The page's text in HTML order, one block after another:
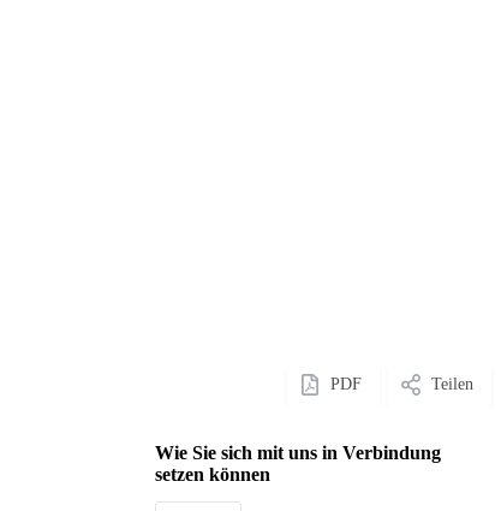
PDF Teilen
Wie Sie sich mit uns in Verbindung
setzen können